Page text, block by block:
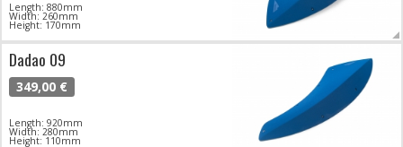
Length: 880mm
Width: 260mm
Height: 170mm
Dadao 09
349,00 €
Length: 920mm
Width: 280mm
Height: 110mm